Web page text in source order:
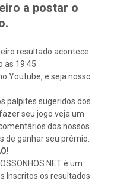
a postar o
resultado acontece
as 19:45.
Youtube, e seja nosso
palpites sugeridos dos
seu jogo veja um
dos nossos
de ganhar seu prêmio.
é um
Inscritos os resultados